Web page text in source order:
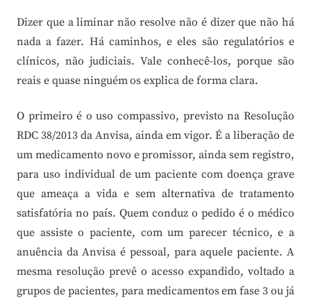
Dizer que a liminar não resolve não é dizer que não há
nada a fazer. Há caminhos, e eles são regulatórios e
clínicos, não judiciais. Vale conhecê-los, porque são
reais e quase ninguém os explica de forma clara.
O primeiro é o uso compassivo, previsto na Resolução
RDC 38/2013 da Anvisa, ainda em vigor. É a liberação de
um medicamento novo e promissor, ainda sem registro,
para uso individual de um paciente com doença grave
que ameaça a vida e sem alternativa de tratamento
satisfatória no país. Quem conduz o pedido é o médico
que assiste o paciente, com um parecer técnico, e a
anuência da Anvisa é pessoal, para aquele paciente. A
mesma resolução prevê o acesso expandido, voltado a
grupos de pacientes, para medicamentos em fase 3 ou já